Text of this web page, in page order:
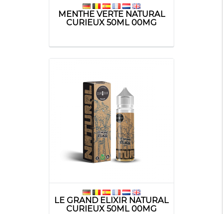
MENTHE VERTE NATURAL
CURIEUX 50ML 00MG
LE GRAND ELIXIR NATURAL
CURIEUX 50ML 00MG